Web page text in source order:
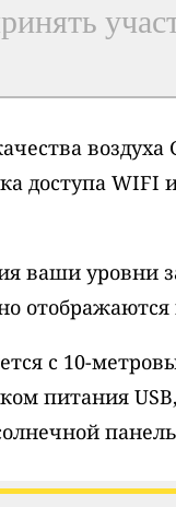
воздуха
доступа
ваши уровни
отображаются
с 10-
питания